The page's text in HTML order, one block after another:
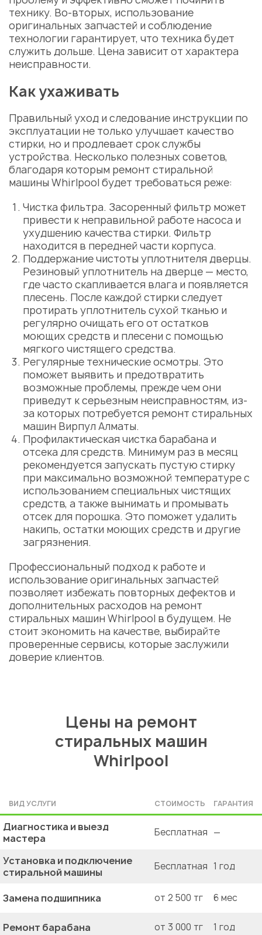
технику. Во-вторых, использование
оригинальных запчастей и соблюдение
технологии гарантирует, что техника будет
служить дольше. Цена зависит от характера
неисправности.
Как ухаживать
Правильный уход и следование инструкции по
эксплуатации не только улучшает качество
стирки, но и продлевает срок службы
устройства. Несколько полезных советов,
благодаря которым ремонт стиральной
машины Whirlpool будет требоваться реже:
Чистка фильтра. Засоренный фильтр может
привести к неправильной работе насоса и
ухудшению качества стирки. Фильтр
находится в передней части корпуса.
Поддержание чистоты уплотнителя дверцы.
Резиновый уплотнитель на дверце — место,
где часто скапливается влага и появляется
плесень. После каждой стирки следует
протирать уплотнитель сухой тканью и
регулярно очищать его от остатков
моющих средств и плесени с помощью
мягкого чистящего средства.
Регулярные технические осмотры. Это
поможет выявить и предотвратить
возможные проблемы, прежде чем они
приведут к серьезным неисправностям, из-
за которых потребуется ремонт стиральных
машин Вирпул Алматы.
Профилактическая чистка барабана и
отсека для средств. Минимум раз в месяц
рекомендуется запускать пустую стирку
при максимально возможной температуре с
использованием специальных чистящих
средств, а также вынимать и промывать
отсек для порошка. Это поможет удалить
накипь, остатки моющих средств и другие
загрязнения.
Профессиональный подход к работе и
использование оригинальных запчастей
позволяет избежать повторных дефектов и
дополнительных расходов на ремонт
стиральных машин Whirlpool в будущем. Не
стоит экономить на качестве, выбирайте
проверенные сервисы, которые заслужили
доверие клиентов.
Цены на ремонт
стиральных машин
Whirlpool
ВИД УСЛУГИ СТОИМОСТЬ ГАРАНТИЯ
Диагностика и выезд
мастера
Бесплатная —
Установка и подключение
стиральной машины
Бесплатная 1 год
Замена подшипника от 2 500 тг 6 мес
Ремонт барабана от 3 000 тг 1 год